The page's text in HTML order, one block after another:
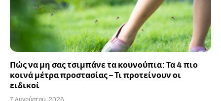
Πώς να μη σας τσιμπάνε τα κουνούπια: Τα 4 πιο
κοινά μέτρα προστασίας – Τι προτείνουν οι
ειδικοί
7 Αυγούστου, 2026